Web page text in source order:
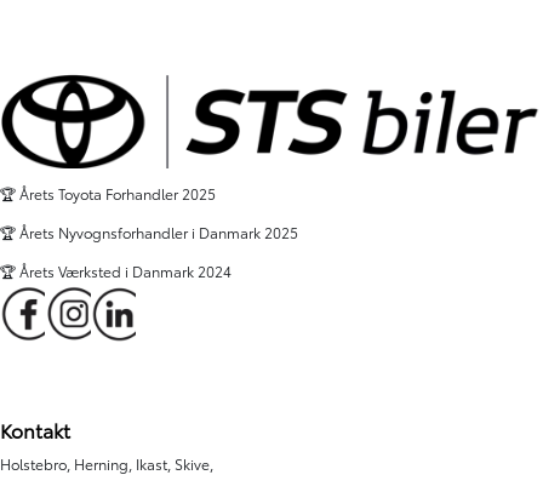
🏆 Årets Toyota Forhandler 2025
🏆 Årets Nyvognsforhandler i Danmark 2025
🏆 Årets Værksted i Danmark 2024
Kontakt
Holstebro, Herning, Ikast, Skive,